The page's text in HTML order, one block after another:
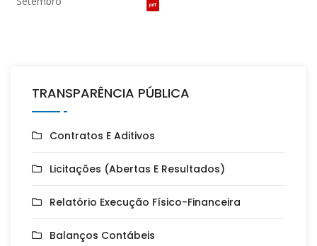
TRANSPARÊNCIA PÚBLICA
Contratos E Aditivos
Licitações (Abertas E Resultados)
Relatório Execução Físico-Financeira
Balanços Contábeis